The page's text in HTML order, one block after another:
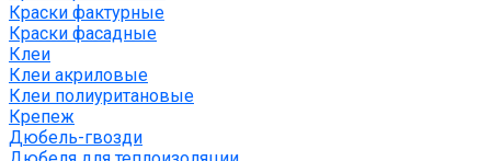
Краски фактурные
Краски фасадные
Клеи
Клеи акриловые
Клеи полиуритановые
Крепеж
Дюбель-гвозди